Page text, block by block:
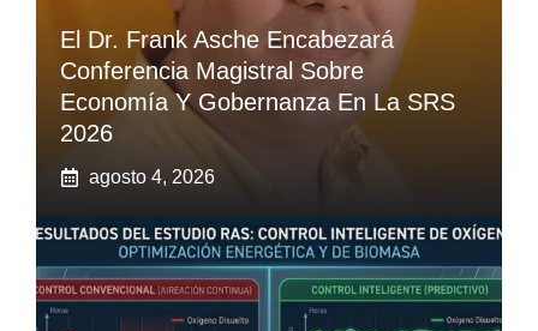
El Dr. Frank Asche Encabezará
Conferencia Magistral Sobre
Economía Y Gobernanza En La SRS
2026
agosto 4, 2026